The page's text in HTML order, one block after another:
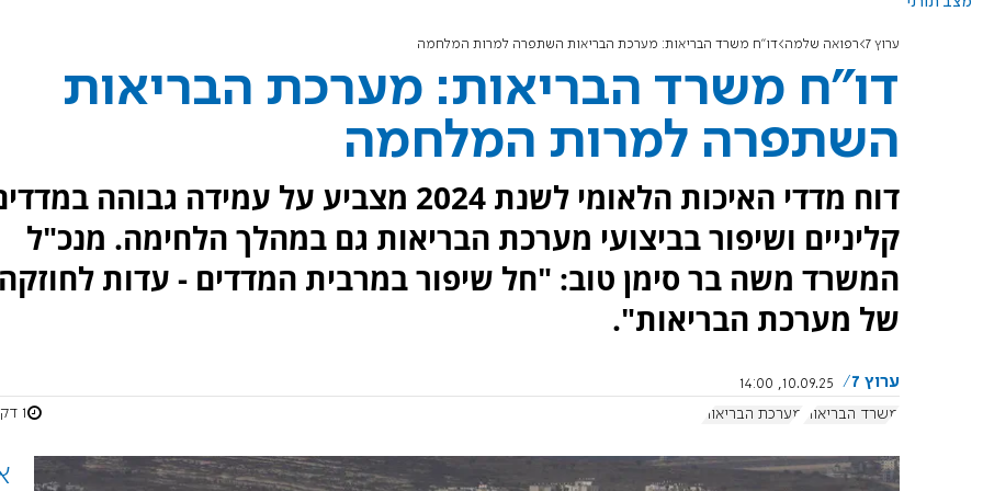
ערוץ 7 רפואה שלמה דו"ח משרד הבריאות: מערכת הבריאות השתפרה למרות המלחמה
דו"ח משרד הבריאות: מערכת הבריאות
השתפרה למרות המלחמה
דוח מדדי האיכות הלאומי לשנת 2024 מצביע על עמידה גבוהה
קליניים ושיפור בביצועי מערכת הבריאות גם במהלך הלחימה. מנכ"ל
המשרד משה בר סימן טוב: "חל שיפור במרבית המדדים - עדות
של מערכת הבריאות".
ערוץ 7
10.09.25, 14:00
משרד הבריאות
מערכת הבריאות 1 דקות